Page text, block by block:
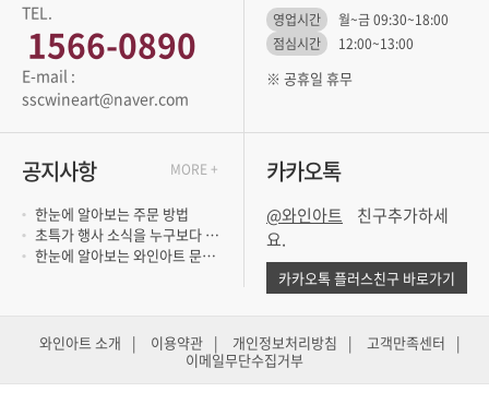
TEL.
1566-0890
sscwineart@naver.com
영업시간
월~금 09:30~18:00
점심시간
12:00~13:00
※ 공휴일 휴무
공지사항
한눈에 알아보는 주문 방법
초특가 행사 소식을 누구보다 빨리 듣고 싶..
한눈에 알아보는 와인아트 문의 방법
MORE + 카카오톡
@와인아트
요.
카카오톡 플러스친구 바로가기
와인아트 소개 | 이용약관 | 개인정보처리방침 | 고객만족센터
|
이메일무단수집거부